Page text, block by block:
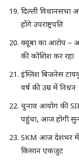
दिल्ली विधानसभा
होंगे उपराष्ट्रपति
क्यूबा का आरोप –
की कोशिश कर रहा
इंग्लिश बिजनेस
वर्ष की उम्र में निधन
चुनाव आयोग की SIR
पहुंचा, आज होगी
SKM आज देशभर में
किसान एकजुट